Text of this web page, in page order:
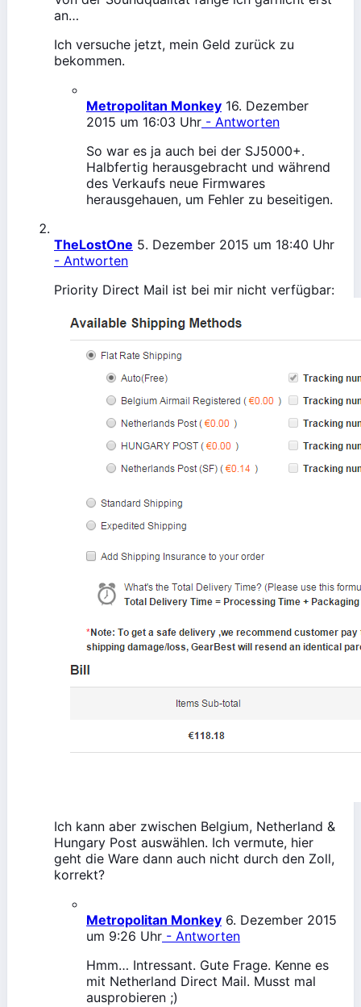
an…
Ich versuche jetzt, mein Geld zurück zu
bekommen.
Metropolitan Monkey 16. Dezember
2015 um 16:03 Uhr - Antworten
So war es ja auch bei der SJ5000+.
Halbfertig herausgebracht und während
des Verkaufs neue Firmwares
herausgehauen, um Fehler zu beseitigen.
TheLostOne 5. Dezember 2015 um 18:40 Uhr
- Antworten
Priority Direct Mail ist bei mir nicht verfügbar:
Ich kann aber zwischen Belgium, Netherland &
Hungary Post auswählen. Ich vermute, hier
geht die Ware dann auch nicht durch den Zoll,
korrekt?
Metropolitan Monkey 6. Dezember 2015
um 9:26 Uhr - Antworten
Hmm… Intressant. Gute Frage. Kenne es
mit Netherland Direct Mail. Musst mal
ausprobieren ;)